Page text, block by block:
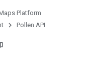
Platform
Pollen API